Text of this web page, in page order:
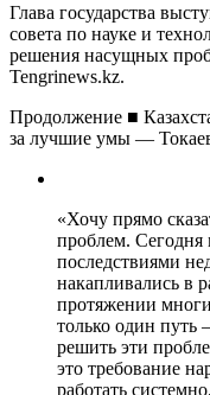
Глава государства
совета по науке и
решения насущных
Tengrinews.kz.
Продолжение ■
за лучшие умы —
«Хочу прямо
проблем. Сегодня
последствиями
накапливались в
протяжении
только один
решить эти
это требование
работать